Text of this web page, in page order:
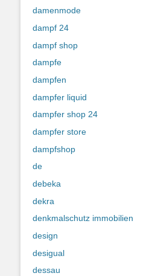
damenmode
dampf 24
dampf shop
dampfe
dampfen
dampfer liquid
dampfer shop 24
dampfer store
dampfshop
de
debeka
dekra
denkmalschutz immobilien
design
desigual
dessau